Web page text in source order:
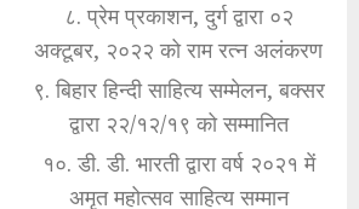
८. प्रेम प्रकाशन, दुर्ग द्वारा ०२
अक्टूबर, २०२२ को राम रत्न अलंकरण
९. बिहार हिन्दी साहित्य सम्मेलन, बक्सर
द्वारा २२/१२/१९ को सम्मानित
१०. डी. डी. भारती द्वारा वर्ष २०२१ में
अमृत महोत्सव साहित्य सम्मान